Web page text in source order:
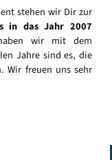
stehen wir Dir zur
in das Jahr 2007
wir mit dem
Jahre sind es, die
Wir freuen uns sehr